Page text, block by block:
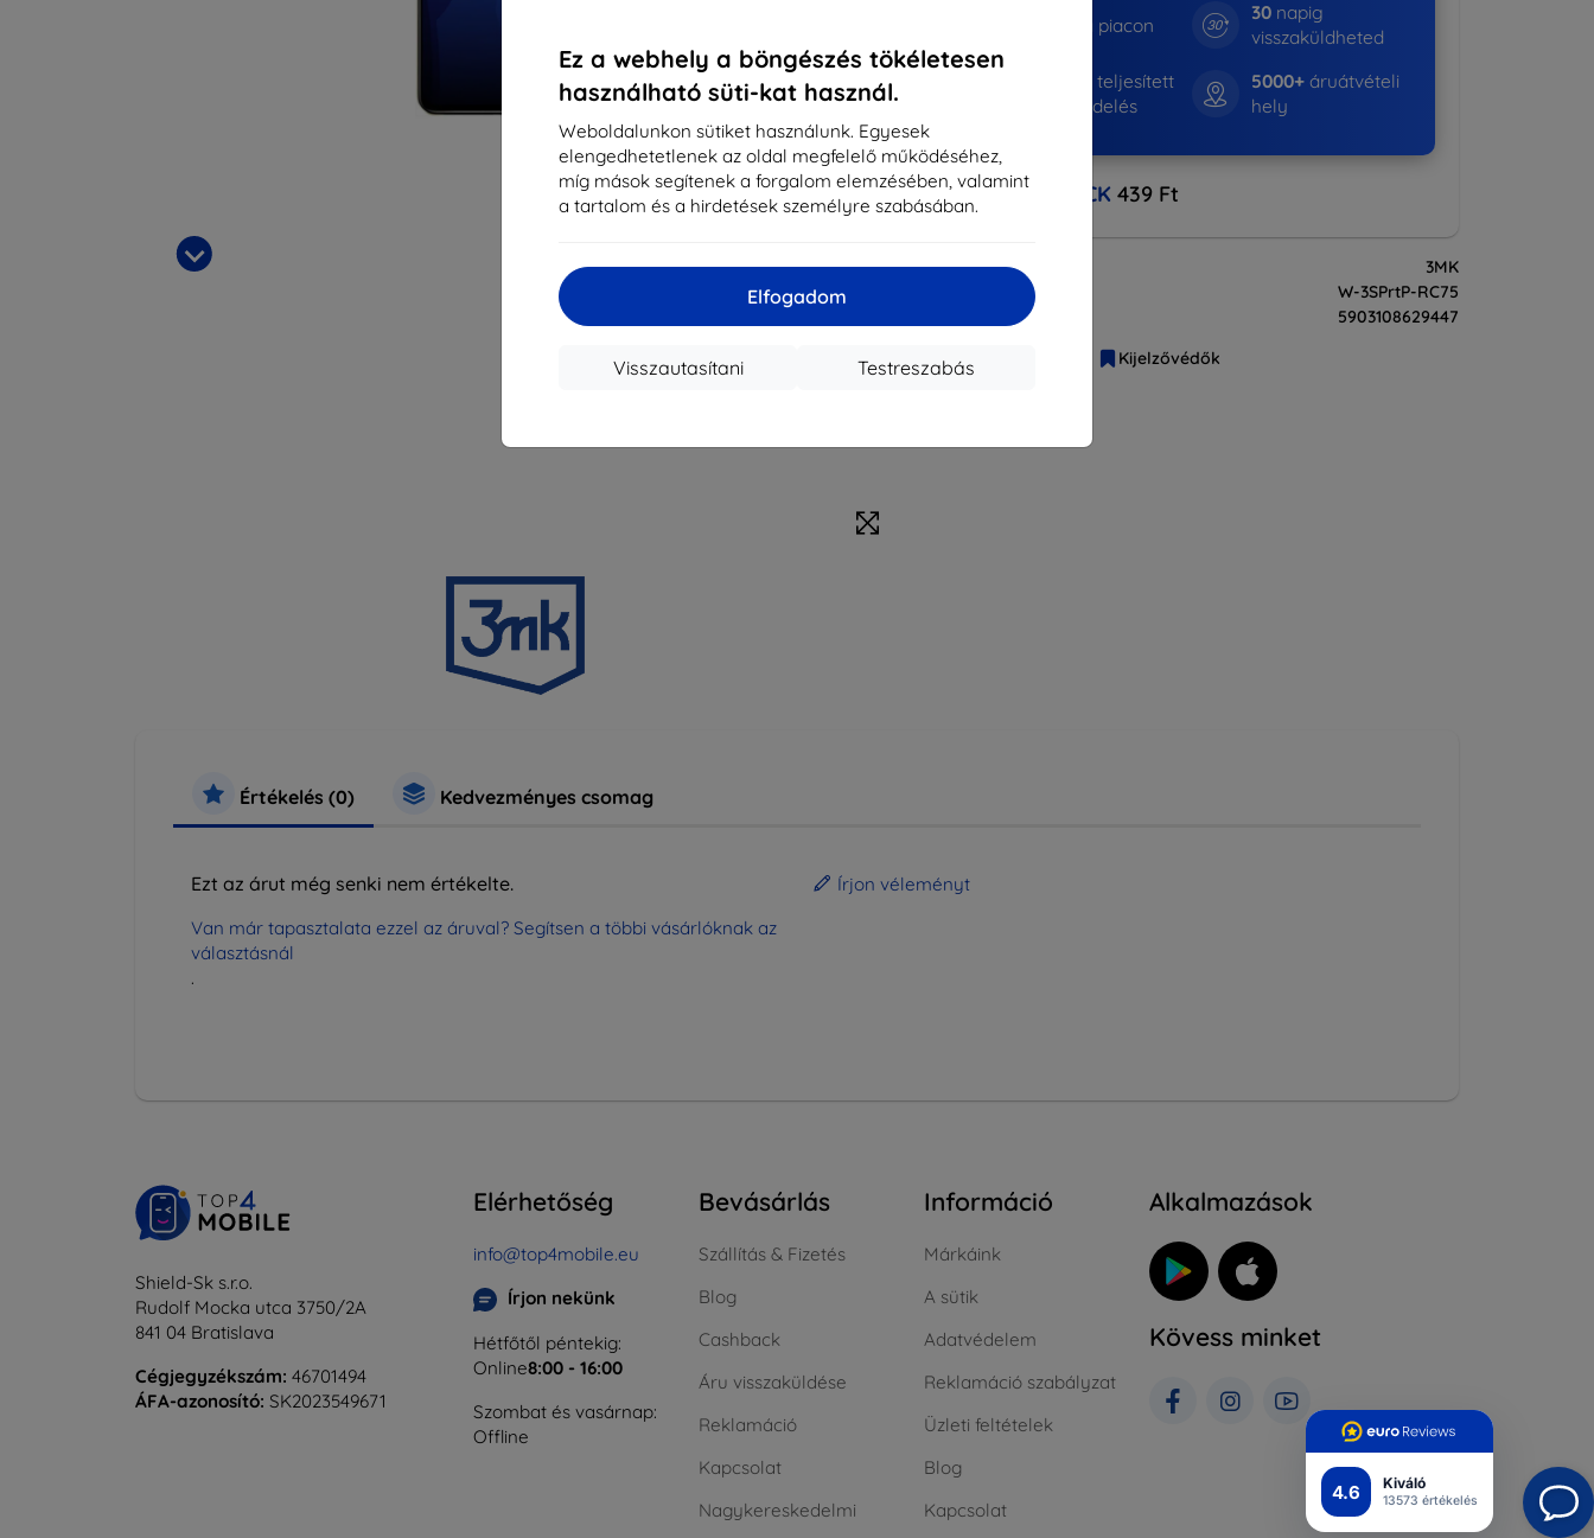
4.6 Kiváló
13573 értékelés
Ez a webhely a böngészés tökéletesen
használható süti-kat használ.
Weboldalunkon sütiket használunk. Egyesek
elengedhetetlenek az oldal megfelelő működéséhez,
míg mások segítenek a forgalom elemzésében, valamint
a tartalom és a hirdetések személyre szabásában.
Elfogadom
Testreszabás
Visszautasítani
éve a piacon
30napig
visszaküldheted
teljesített
megrendelés
5000+áruátvételi
hely
CASHBACK 439 Ft
Márka
3MK
Gyártói cikkszám
W-3SPrtP-RC75
5903108629447
Kijelzővédő fóliák
Kijelzővédők
Értékelés (0) Kedvezményes csomag
Ezt az árut még senki nem értékelte.
Van már tapasztalata ezzel az áruval? Segítsen a többi vásárlóknak az
választásnál
.
Írjon véleményt
Shield-Sk s.r.o.
Rudolf Mocka utca 3750/2A
841 04 Bratislava
Cégjegyzékszám: 46701494
ÁFA-azonosító: SK2023549671
Elérhetőség
info@top4mobile.eu
Írjon nekünk
Hétfőtől péntekig:
Online8:00 - 16:00
Szombat és vasárnap:
Offline
Bevásárlás
Szállítás & Fizetés
Blog
Cashback
Áru visszaküldése
Reklamáció
Kapcsolat
Nagykereskedelmi
Információ
Márkáink
A sütik
Adatvédelem
Reklamáció szabályzat
Üzleti feltételek
Blog
Kapcsolat
Alkalmazások
Kövess minket